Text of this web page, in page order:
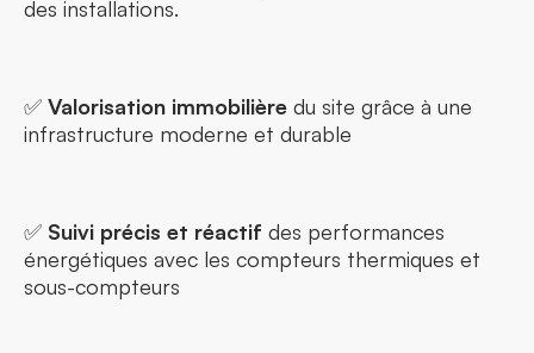
des installations.
✅ Valorisation immobilière du site grâce à une
infrastructure moderne et durable
✅ Suivi précis et réactif des performances
énergétiques avec les compteurs thermiques et
sous-compteurs